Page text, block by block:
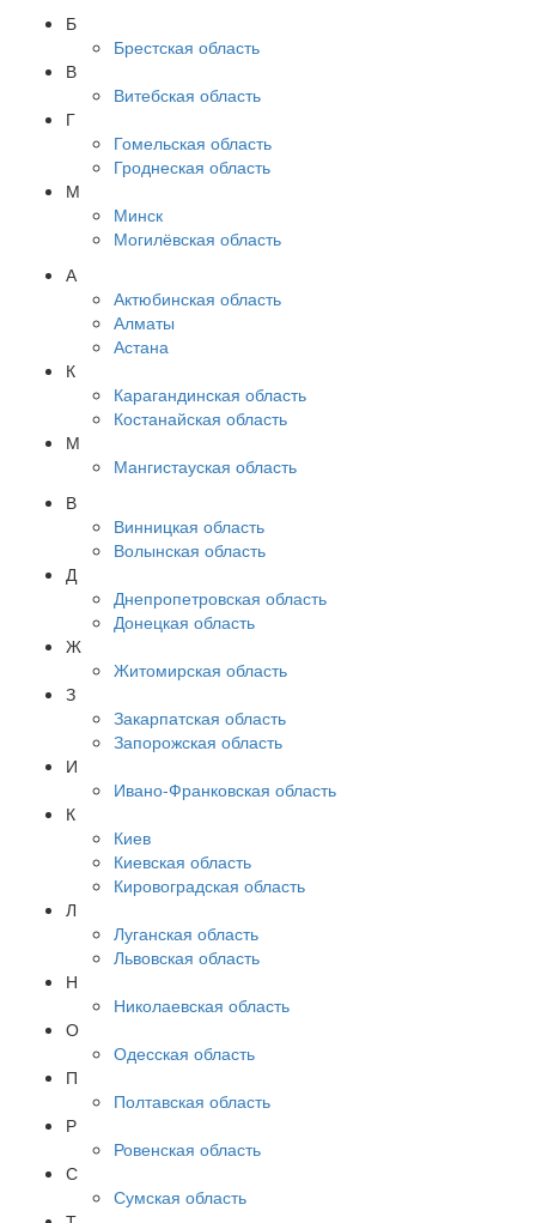
Б
Брестская область
В
Витебская область
Г
Гомельская область
Гроднеская область
М
Минск
Могилёвская область
А
Актюбинская область
Алматы
Астана
К
Карагандинская область
Костанайская область
М
Мангистауская область
В
Винницкая область
Волынская область
Д
Днепропетровская область
Донецкая область
Ж
Житомирская область
З
Закарпатская область
Запорожская область
И
Ивано-Франковская область
К
Киев
Киевская область
Кировоградская область
Л
Луганская область
Львовская область
Н
Николаевская область
О
Одесская область
П
Полтавская область
Р
Ровенская область
С
Сумская область